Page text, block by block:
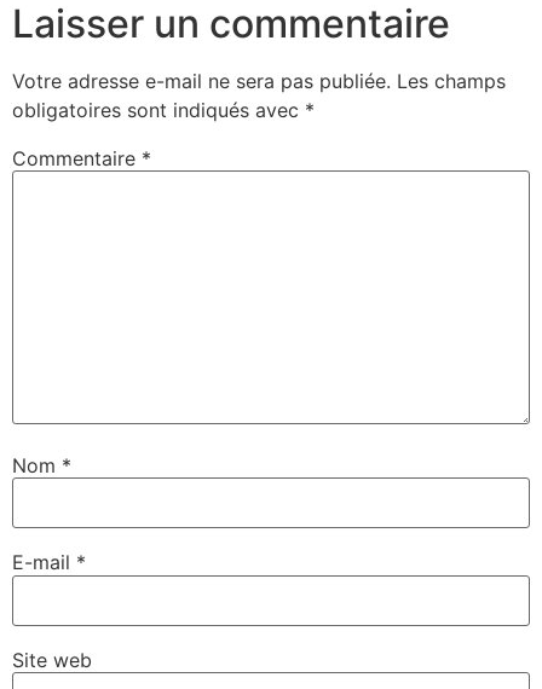
Laisser un commentaire
Votre adresse e-mail ne sera pas publiée. Les champs
obligatoires sont indiqués avec *
Commentaire *
Nom *
E-mail *
Site web